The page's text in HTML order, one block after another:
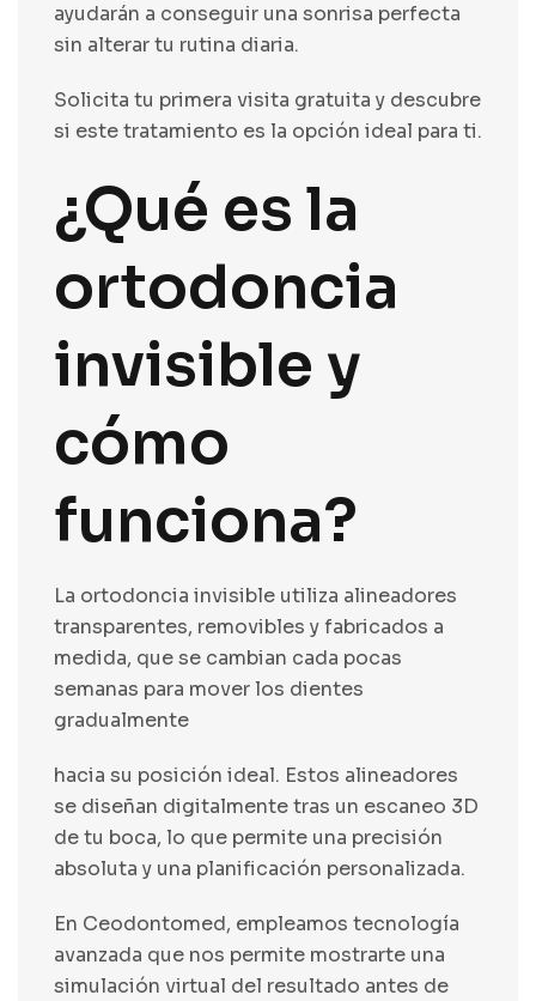
ayudarán a conseguir una sonrisa perfecta
sin alterar tu rutina diaria.
Solicita tu primera visita gratuita y descubre
si este tratamiento es la opción ideal para ti.
¿Qué es la
ortodoncia
invisible y
cómo
funciona?
La ortodoncia invisible utiliza alineadores
transparentes, removibles y fabricados a
medida, que se cambian cada pocas
semanas para mover los dientes
gradualmente
hacia su posición ideal. Estos alineadores
se diseñan digitalmente tras un escaneo 3D
de tu boca, lo que permite una precisión
absoluta y una planificación personalizada.
En Ceodontomed, empleamos tecnología
avanzada que nos permite mostrarte una
simulación virtual del resultado antes de